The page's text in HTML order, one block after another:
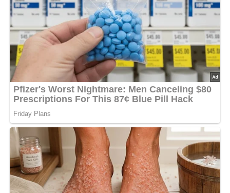
Salz
200 g gekochtes oder gebratenes Hühnerfleisch
2 Eßlöffel Essig
2 Eßlöffel Öl
Pfeffer
1 Zwiebel
Gewürzgurke
Petersilie oder Schnittlauch
Zubereitung
Die Teigwaren in Salzwasser garen, abgießen und mit
dem kleingeschnittenen Hühnerfleisch mischen.
Aus Essig, Öl, den Gewürzen und der kleingeschnittenen